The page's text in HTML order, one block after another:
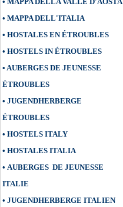
• MAPPA DELL'ITALIA
• HOSTALES EN ÉTROUBLES
• HOSTELS IN ÉTROUBLES
• AUBERGES DE JEUNESSE
ÉTROUBLES
• JUGENDHERBERGE
ÉTROUBLES
• HOSTELS ITALY
• HOSTALES ITALIA
• AUBERGES DE JEUNESSE
ITALIE
• JUGENDHERBERGE ITALIEN